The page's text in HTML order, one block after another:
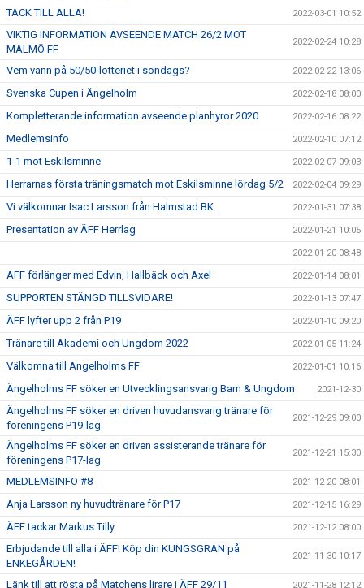
TACK TILL ALLA! 2022-03-01 10:52
VIKTIG INFORMATION AVSEENDE MATCH 26/2 MOT
MALMÖ FF
2022-02-24 10:28
Vem vann på 50/50-lotteriet i söndags? 2022-02-22 13:06
Svenska Cupen i Ängelholm 2022-02-18 08:00
Kompletterande information avseende planhyror 2020 2022-02-16 08:22
Medlemsinfo 2022-02-10 07:12
1-1 mot Eskilsminne 2022-02-07 09:03
Herrarnas första träningsmatch mot Eskilsminne lördag 5/2 2022-02-04 09:29
Vi välkomnar Isac Larsson från Halmstad BK. 2022-01-31 07:38
Presentation av ÄFF Herrlag 2022-01-21 10:05
2022-01-20 08:48
ÄFF förlänger med Edvin, Hallbäck och Axel 2022-01-14 08:01
SUPPORTEN STÄNGD TILLSVIDARE! 2022-01-13 07:47
ÄFF lyfter upp 2 från P19 2022-01-10 09:20
Tränare till Akademi och Ungdom 2022 2022-01-05 11:24
Välkomna till Ängelholms FF 2022-01-01 10:16
Ängelholms FF söker en Utvecklingsansvarig Barn & Ungdom 2021-12-30
Ängelholms FF söker en driven huvudansvarig tränare för
föreningens P19-lag
2021-12-29 09:00
Ängelholms FF söker en driven assisterande tränare för
föreningens P17-lag
2021-12-21 15:30
MEDLEMSINFO #8 2021-12-20 08:01
Anja Larsson ny huvudtränare för P17 2021-12-15 16:29
ÄFF tackar Markus Tilly 2021-12-12 08:00
Erbjudande till alla i ÄFF! Köp din KUNGSGRAN på
ENKEGÅRDEN!
2021-11-30 10:17
Länk till att rösta på Matchens lirare i ÄFF 29/11 2021-11-28 12:12